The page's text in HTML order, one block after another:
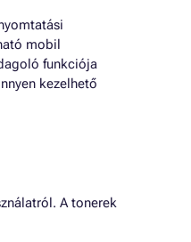
mobil
funkciója
kezelhető
A tonerek